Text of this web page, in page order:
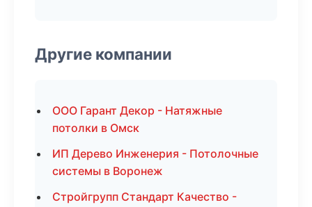
Другие компании
ООО Гарант Декор - Натяжные
потолки в Омск
ИП Дерево Инженерия - Потолочные
системы в Воронеж
Стройгрупп Стандарт Качество -